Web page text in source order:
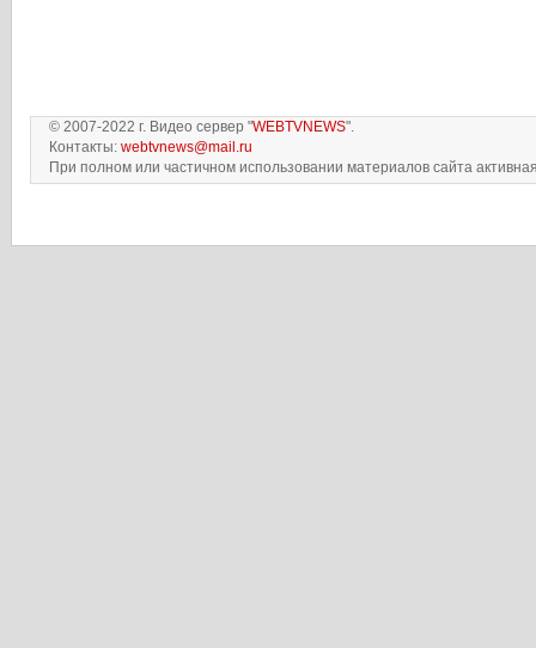
© 2007-2022 г. Видео сервер "WEBTVNEWS".
Контакты: webtvnews@mail.ru
При полном или частичном использовании материалов сайта